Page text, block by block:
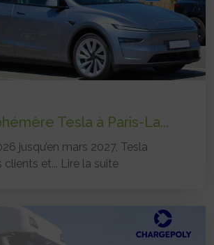
Tesla à Paris-La...
jusqu’en mars 2027, Tesla
clients et... Lire la suite